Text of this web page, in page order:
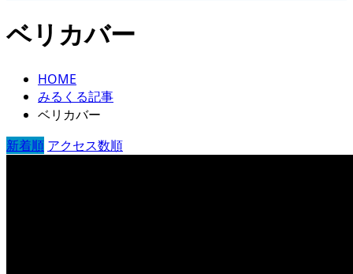
ベリカバー
HOME
みるくる記事
ベリカバー
新着順 アクセス数順